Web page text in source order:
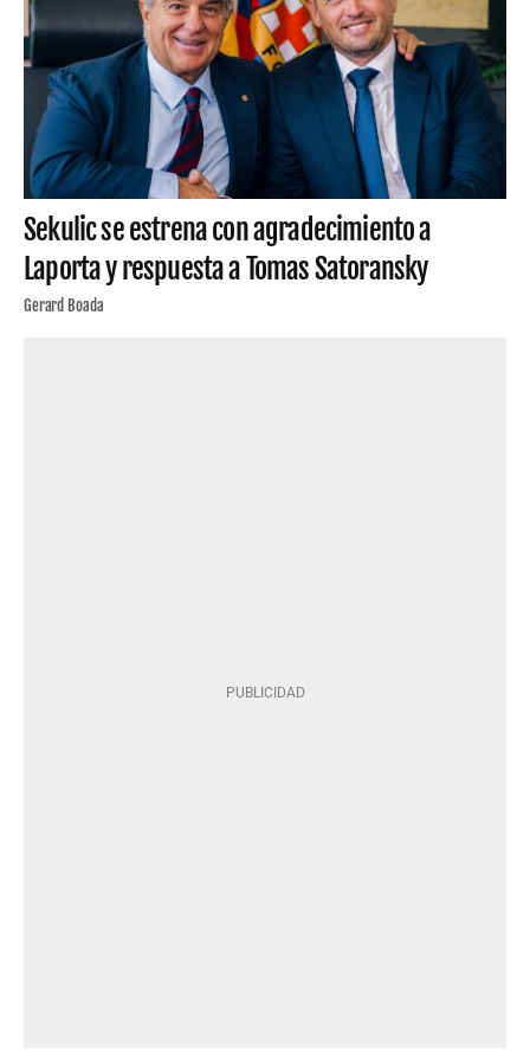
Sekulic se estrena con agradecimiento a
Laporta y respuesta a Tomas Satoransky
Gerard Boada